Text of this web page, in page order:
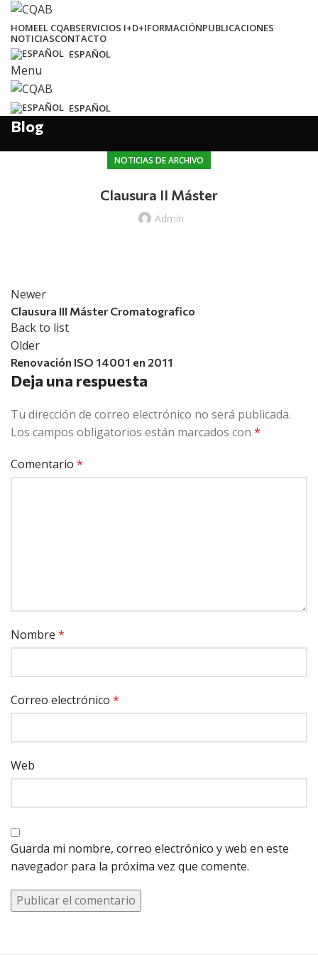
HOMEEL CQABSERVICIOS I+D+IFORMACIÓNPUBLICACIONES
NOTICIASCONTACTO
ESPAÑOL
Menu
ESPAÑOL
Blog
NOTICIAS DE ARCHIVO
Clausura II Máster
Admin
Newer
Clausura III Máster Cromatografico
Back to list
Older
Renovación ISO 14001 en 2011
Deja una respuesta
Tu dirección de correo electrónico no será publicada.
Los campos obligatorios están marcados con *
Comentario *
Nombre *
Correo electrónico *
Web
Guarda mi nombre, correo electrónico y web en este
navegador para la próxima vez que comente.